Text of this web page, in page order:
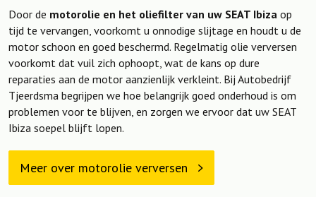
Door de motorolie en het oliefilter van uw SEAT Ibiza op
tijd te vervangen, voorkomt u onnodige slijtage en houdt u de
motor schoon en goed beschermd. Regelmatig olie verversen
voorkomt dat vuil zich ophoopt, wat de kans op dure
reparaties aan de motor aanzienlijk verkleint. Bij Autobedrijf
Tjeerdsma begrijpen we hoe belangrijk goed onderhoud is om
problemen voor te blijven, en zorgen we ervoor dat uw SEAT
Ibiza soepel blijft lopen.
Meer over motorolie verversen